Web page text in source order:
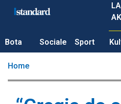
Bota Sociale Sport
Home